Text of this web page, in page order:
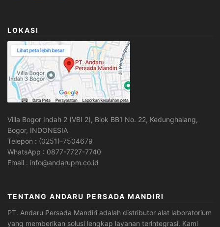
LOKASI
Villa Bogor Indah 2 (VBI 2), Blok BB1 No. 22, Kedunghalang,
Bogor, INDONESIA
Telepon : (0251)-7504679
WhatsApp : 0877-7727-7740
Email : info@andarupm.co.id
TENTANG ANDARU PERSADA MANDIRI
PT. Andaru Persada Mandiri adalah distributor alat laboratorium
yang memberikan solusi lengkap layanan terintegrasi. Kami